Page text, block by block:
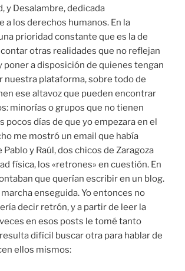
y Desalambre, dedicada
a los derechos humanos. En la
prioridad constante que es la de
otras realidades que no reflejan
poner a disposición de quienes tengan
nuestra plataforma, sobre todo de
ese altavoz que pueden encontrar
minorías o grupos que no tienen
pocos días de que yo empezara en el
me mostró un email que había
Pablo y Raúl, dos chicos de Zaragoza
física, los «retrones» en cuestión. En
que querían escribir en un blog.
enseguida. Yo entonces no
decir retrón, y a partir de leer la
en esos posts le tomé tanto
difícil buscar otra para hablar de
ellos mismos: